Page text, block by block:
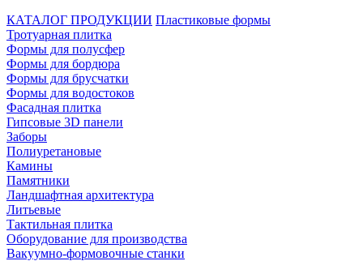
КАТАЛОГ ПРОДУКЦИИ Пластиковые формы
Тротуарная плитка
Формы для полусфер
Формы для бордюра
Формы для брусчатки
Формы для водостоков
Фасадная плитка
Гипсовые 3D панели
Заборы
Полиуретановые
Камины
Памятники
Ландшафтная архитектура
Литьевые
Тактильная плитка
Оборудование для производства
Вакуумно-формовочные станки